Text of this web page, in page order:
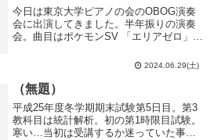
今日は東京大学ピアノの会のOBOG演奏
会に出演してきました。半年振りの演奏
会。曲目はポケモンSV 「エリアゼロ」
メンフェルト作曲 幻想練習曲Op.25-2の3
曲です。ブルーメンフェルトの方は以前
挑戦して挫...
2024.06.29(土)
（無題）
平成25年度冬学期期末試験第5日目。第3
教科目は統計解析。初の第1時限目試験。
寒い…当初は受講するか迷っていた事も